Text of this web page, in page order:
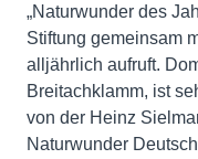
„Naturwunder des
Stiftung gemeinsam
alljährlich aufruft.
Breitachklamm, ist
von der Heinz
Naturwunder